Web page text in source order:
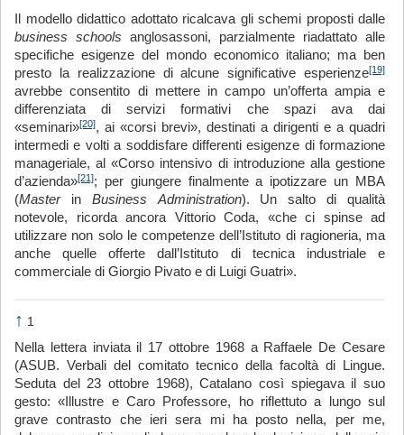
Il modello didattico adottato ricalcava gli schemi proposti dalle
business schools anglosassoni, parzialmente riadattato alle
specifiche esigenze del mondo economico italiano; ma ben
presto la realizzazione di alcune significative esperienze[19]
avrebbe consentito di mettere in campo un’offerta ampia e
differenziata di servizi formativi che spazi ava dai
«seminari»[20], ai «corsi brevi», destinati a dirigenti e a quadri
intermedi e volti a soddisfare differenti esigenze di formazione
manageriale, al «Corso intensivo di introduzione alla gestione
d’azienda»[21]; per giungere finalmente a ipotizzare un MBA
(Masterin Business Administration). Un salto di qualità
notevole, ricorda ancora Vittorio Coda, «che ci spinse ad
utilizzare non solo le competenze dell’Istituto di ragioneria, ma
anche quelle offerte dall’Istituto di tecnica industriale e
commerciale di Giorgio Pivato e di Luigi Guatri».
↑ 1
Nella lettera inviata il 17 ottobre 1968 a Raffaele De Cesare
(ASUB. Verbali del comitato tecnico della facoltà di Lingue.
Seduta del 23 ottobre 1968), Catalano così spiegava il suo
gesto: «Illustre e Caro Professore, ho riflettuto a lungo sul
grave contrasto che ieri sera mi ha posto nella, per me,